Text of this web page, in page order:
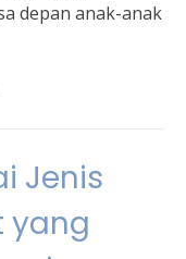
depan anak-anak
Jenis
yang